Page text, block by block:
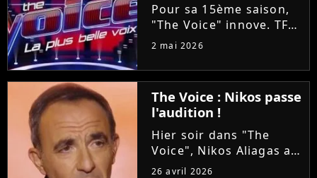
Pour sa 15ème saison,
"The Voice" innove. TF1
va proposer ce soir aux
d'assister à deux
épreuves en une : les
Qualifications et les
Battles. On vous
explique tout !
2 mai 2026
The Voice : Nikos passe
l'audition !
Hier soir dans "The
Voice", Nikos Aliagas a
réservé une surprise de
26 avril 2026